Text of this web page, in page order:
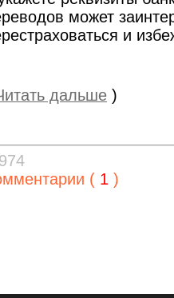
может
и
дальше )
974
( 1 )